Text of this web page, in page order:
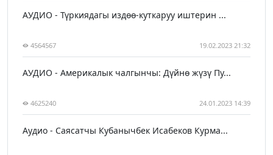
АУДИО - Түркиядагы издөө-куткаруу иштерин ...
4564567 19.02.2023 21:32
АУДИО - Америкалык чалгынчы: Дүйнө жүзү Пу...
4625240 24.01.2023 14:39
Аудио - Саясатчы Кубанычбек Исабеков Курма...